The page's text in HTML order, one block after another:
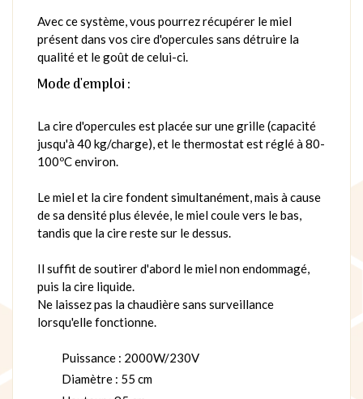
Avec ce système, vous pourrez récupérer le miel
présent dans vos cire d'opercules sans détruire la
qualité et le goût de celui-ci.
Mode d'emploi :
La cire d'opercules est placée sur une grille (capacité
jusqu'à 40 kg/charge), et le thermostat est réglé à 80-
100ºC environ.
Le miel et la cire fondent simultanément, mais à cause
de sa densité plus élevée, le miel coule vers le bas,
tandis que la cire reste sur le dessus.
Il suffit de soutirer d'abord le miel non endommagé,
puis la cire liquide.
Ne laissez pas la chaudière sans surveillance
lorsqu'elle fonctionne.
Puissance : 2000W/230V
Diamètre : 55 cm